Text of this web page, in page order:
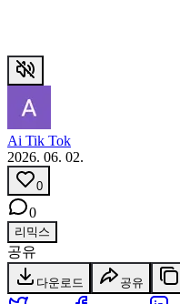
Ai Tik Tok
2026. 06. 02.
0
0
리믹스
공유
다운로드 공유